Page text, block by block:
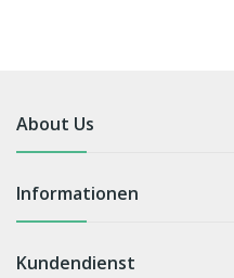
About Us
Informationen
Kundendienst